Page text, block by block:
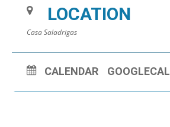
LOCATION
Casa Saladrigas
CALENDAR GOOGLECAL